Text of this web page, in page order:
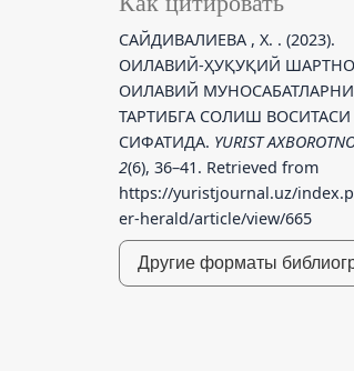
САЙДИВАЛИЕВА , Х. . (2023).
ОИЛАВИЙ-ҲУҚУҚИЙ
ОИЛАВИЙ МУНОСАБАТЛАРНИ
ТАРТИБГА СОЛИШ ВОСИТАСИ
СИФАТИДА. YURIST
2(6), 36–41. Retrieved from
https://yuristjournal.uz/
er-herald/article/view/665
Другие форматы